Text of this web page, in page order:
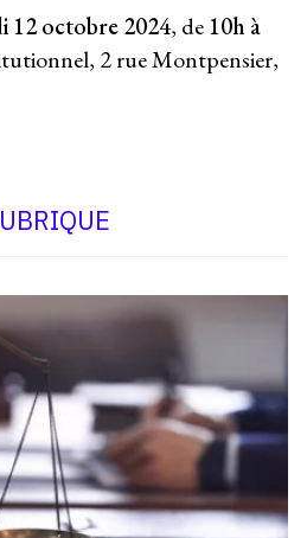
12 octobre 2024, de10h à
2 rue Montpensier,